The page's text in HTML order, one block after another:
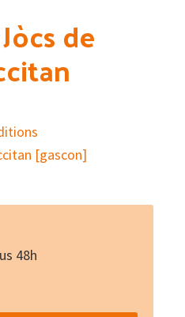
de
[gascon]
48h